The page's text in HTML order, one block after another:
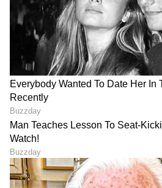
ಯಾಕೆ ಈ ನಾಲ್ಕು ಟಾಯ್ಲೆಟ್
ಎಂಬುದಕ್ಕೆ ಸರಿಯಾದ ಮಾಹಿತಿ
ನಾಲ್ಕು ಟಾಯ್ಲೆಟ್ ಹೊಂದಿರುವ
ಸಾಮಾಜಿಕ ಮಾಧ್ಯಮಗಳಲ್ಲಿ ಭಾರಿ
ನೆಟಿಜನ್ ಗಳು ಈ ಕುರಿತು ಬೇರೆ
ಆಲೋಚನೆಗಳನ್ನು ಹಂಚಿಕೊಳ್ಳಲು
ಮಾಡುತ್ತಿದ್ದಾರೆ.